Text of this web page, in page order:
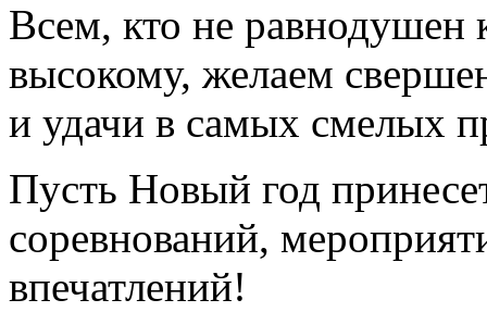
Всем, кто не равнодушен
высокому, желаем
и удачи в самых смелых
Пусть Новый год
соревнований,
впечатлений!